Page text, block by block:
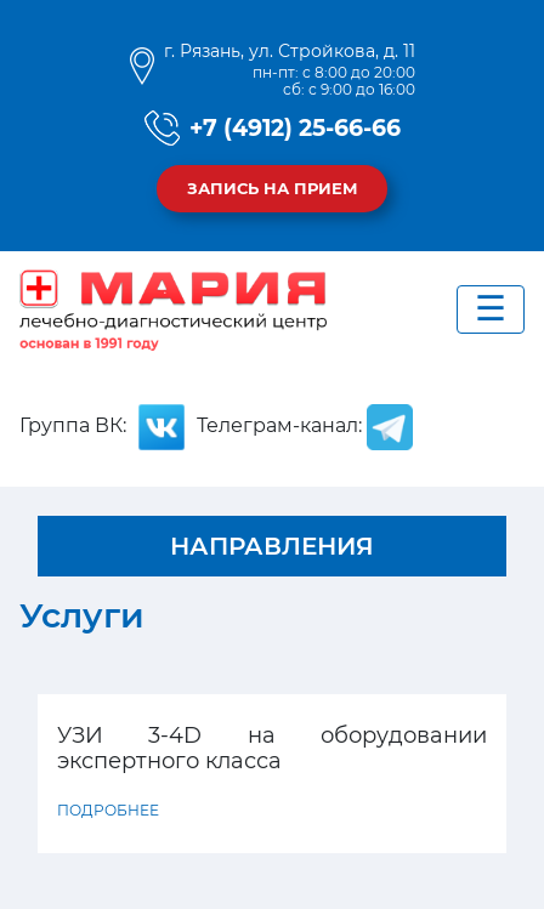
г. Рязань, ул. Стройкова, д. 11
пн-пт: с 8:00 до 20:00
сб: с 9:00 до 16:00
+7 (4912) 25-66-66
ЗАПИСЬ НА ПРИЕМ
Группа ВК: Телеграм-канал:
НАПРАВЛЕНИЯ
Услуги
УЗИ 3-4D на оборудовании
экспертного класса
ПОДРОБНЕЕ